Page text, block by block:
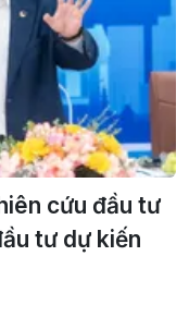
cứu đầu tư
tư dự kiến